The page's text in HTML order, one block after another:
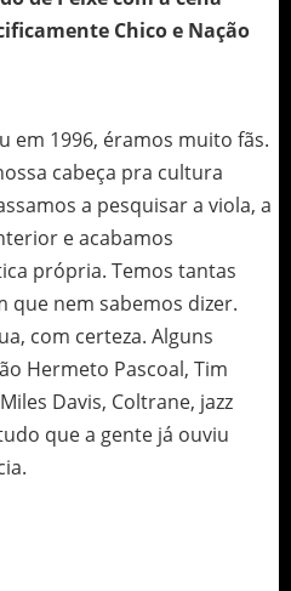
Chico e Nação
em 1996, éramos muito fãs.
cabeça pra cultura
a pesquisar a viola, a
e acabamos
própria. Temos tantas
que nem sabemos dizer.
com certeza. Alguns
Hermeto Pascoal, Tim
Davis, Coltrane, jazz
que a gente já ouviu